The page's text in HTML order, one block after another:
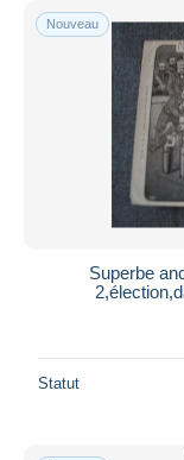
Nouveau
Superbe
Statut